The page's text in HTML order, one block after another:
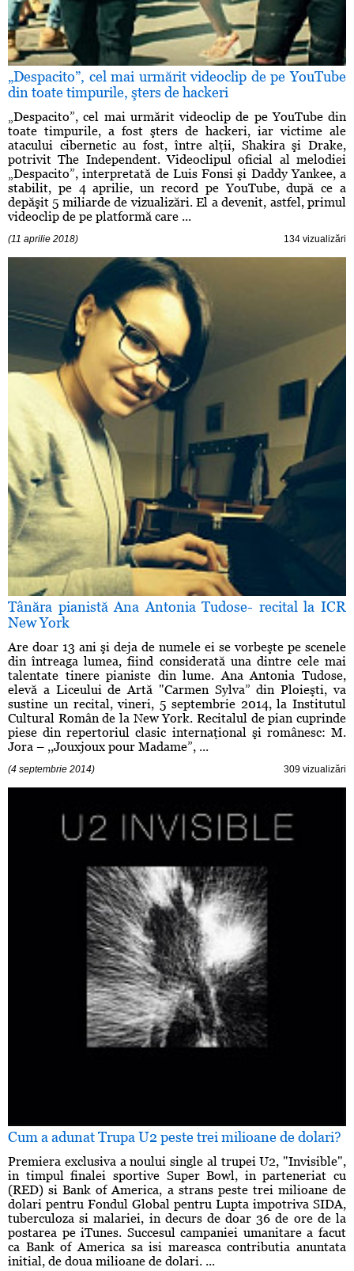
„Despacito”, cel mai urmărit videoclip de pe YouTube
din toate timpurile, şters de hackeri
„Despacito”, cel mai urmărit videoclip de pe YouTube din
toate timpurile, a fost şters de hackeri, iar victime ale
atacului cibernetic au fost, între alţii, Shakira şi Drake,
potrivit The Independent. Videoclipul oficial al melodiei
„Despacito”, interpretată de Luis Fonsi şi Daddy Yankee, a
stabilit, pe 4 aprilie, un record pe YouTube, după ce a
depăşit 5 miliarde de vizualizări. El a devenit, astfel, primul
videoclip de pe platformă care ...
(11 aprilie 2018) 134 vizualizări
Tânăra pianistă Ana Antonia Tudose- recital la ICR
New York
Are doar 13 ani şi deja de numele ei se vorbeşte pe scenele
din întreaga lumea, fiind considerată una dintre cele mai
talentate tinere pianiste din lume. Ana Antonia Tudose,
elevă a Liceului de Artă "Carmen Sylva” din Ploieşti, va
sustine un recital, vineri, 5 septembrie 2014, la Institutul
Cultural Român de la New York. Recitalul de pian cuprinde
piese din repertoriul clasic internaţional şi românesc: M.
Jora – ,,Jouxjoux pour Madame”, ...
(4 septembrie 2014) 309 vizualizări
Cum a adunat Trupa U2 peste trei milioane de dolari?
Premiera exclusiva a noului single al trupei U2, "Invisible",
in timpul finalei sportive Super Bowl, in parteneriat cu
(RED) si Bank of America, a strans peste trei milioane de
dolari pentru Fondul Global pentru Lupta impotriva SIDA,
tuberculoza si malariei, in decurs de doar 36 de ore de la
postarea pe iTunes. Succesul campaniei umanitare a facut
ca Bank of America sa isi mareasca contributia anuntata
initial, de doua milioane de dolari. ...